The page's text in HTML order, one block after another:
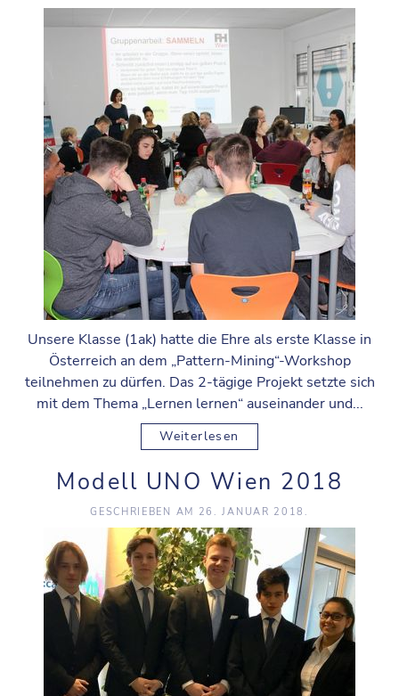
Unsere Klasse (1ak) hatte die Ehre als erste Klasse in
Österreich an dem „Pattern-Mining“-Workshop
teilnehmen zu dürfen. Das 2-tägige Projekt setzte sich
mit dem Thema „Lernen lernen“ auseinander und...
Weiterlesen
Modell UNO Wien 2018
GESCHRIEBEN AM 26. JANUAR 2018.